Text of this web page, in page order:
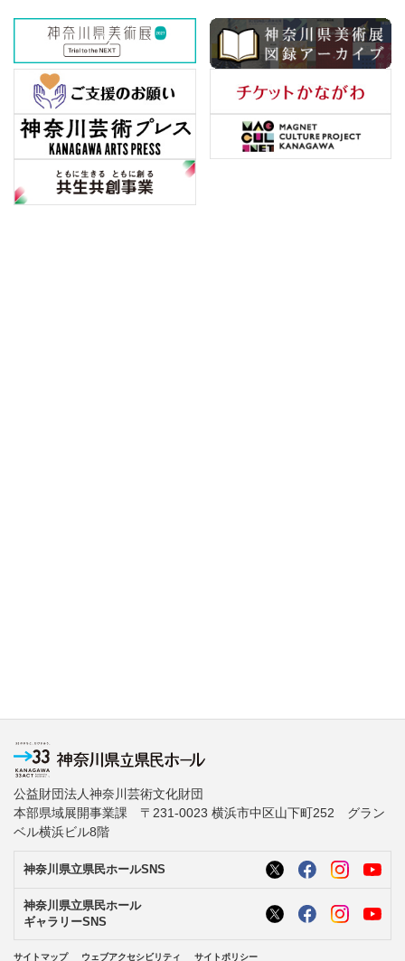
公益財団法人神奈川芸術文化財団
本部県域展開事業課 〒231-0023 横浜市中区山下町252 グラン
ベル横浜ビル8階
神奈川県立県民ホールSNS
神奈川県立県民ホール
ギャラリーSNS
サイトマップ ウェブアクセシビリティ サイトポリシー